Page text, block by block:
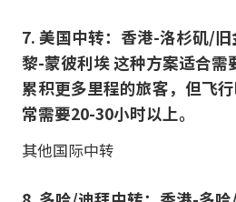
7. 美国中转：香港-洛杉矶/
黎-蒙彼利埃 这种方案适合需
累积更多里程的旅客，但飞
常需要20-30小时以上。
其他国际中转